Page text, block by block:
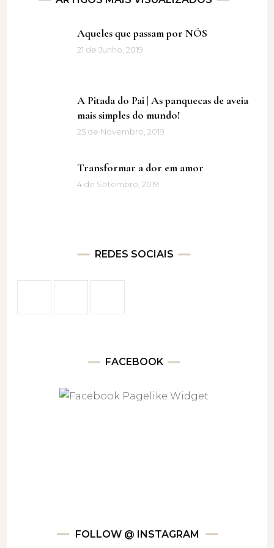
Aqueles que passam por NÓS
21 de Junho, 2019
A Pitada do Pai | As panquecas de aveia
mais simples do mundo!
25 de Novembro, 2019
Transformar a dor em amor
4 de Setembro, 2019
REDES SOCIAIS
FACEBOOK
FOLLOW @ INSTAGRAM